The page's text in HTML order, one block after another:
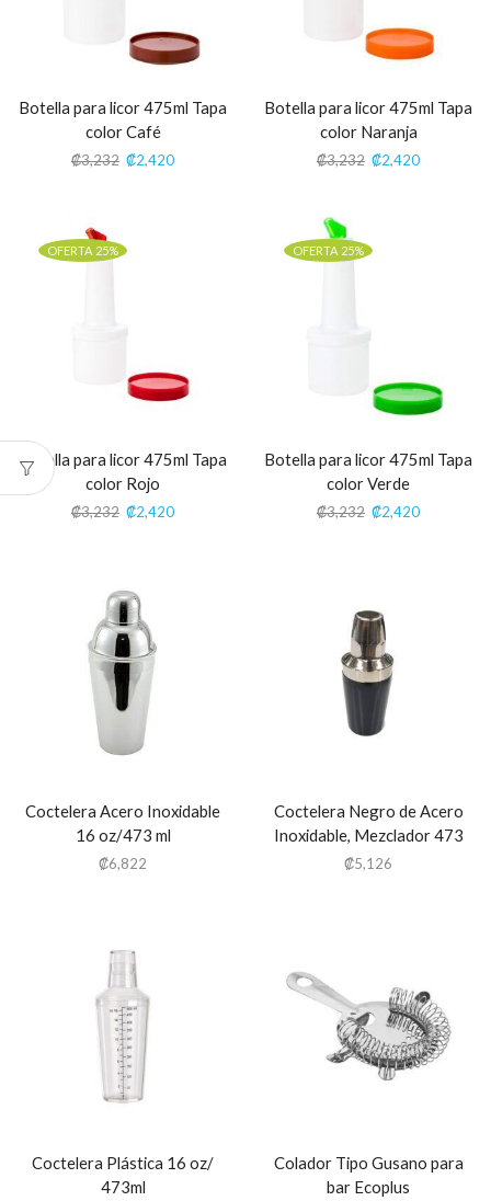
Botella para licor 475ml Tapa
color Café
₡3,232 ₡2,420
Botella para licor 475ml Tapa
color Naranja
₡3,232 ₡2,420
OFERTA 25%
Botella para licor 475ml Tapa
color Rojo
₡3,232 ₡2,420
OFERTA 25%
Botella para licor 475ml Tapa
color Verde
₡3,232 ₡2,420
Coctelera Acero Inoxidable
16 oz/473 ml
₡6,822
Coctelera Negro de Acero
Inoxidable, Mezclador 473
ml/16 oz
₡5,126
Coctelera Plástica 16 oz/
473ml
Colador Tipo Gusano para
bar Ecoplus